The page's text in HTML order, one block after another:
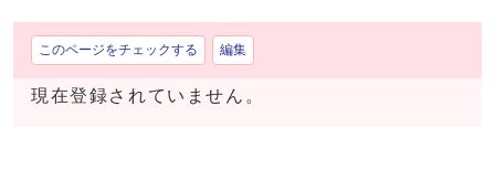
このページをチェックする 編集
現在登録されていません。